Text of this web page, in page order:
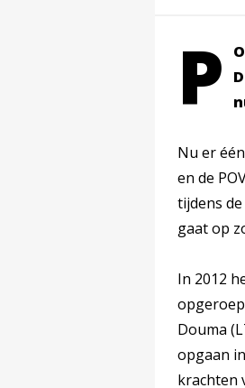
P
Nu er
en de
tijdens
gaat op
In 2012
Douma
opgaan
krachten